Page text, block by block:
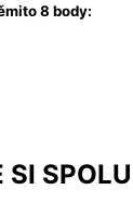
8 body:
SI SPOLU